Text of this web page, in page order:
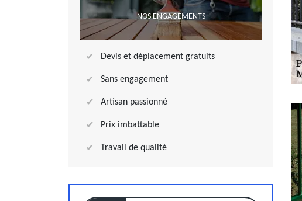
NOS ENGAGEMENTS
Devis et déplacement gratuits
Sans engagement
Artisan passionné
Prix imbattable
Travail de qualité